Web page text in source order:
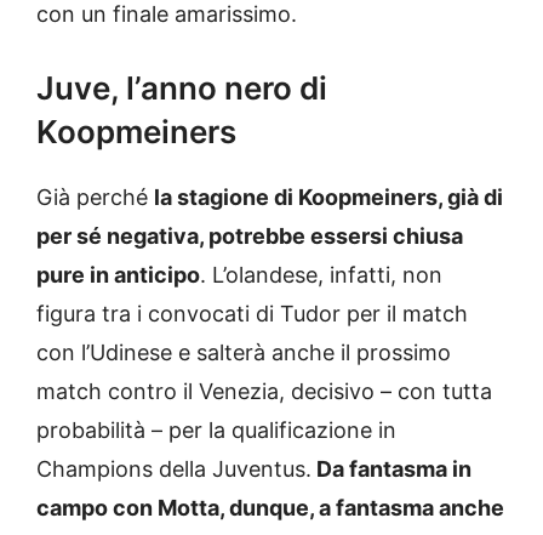
con un finale amarissimo.
Juve, l’anno nero di
Koopmeiners
Già perché la stagione di Koopmeiners, già di
per sé negativa, potrebbe essersi chiusa
pure in anticipo. L’olandese, infatti, non
figura tra i convocati di Tudor per il match
con l’Udinese e salterà anche il prossimo
match contro il Venezia, decisivo – con tutta
probabilità – per la qualificazione in
Champions della Juventus. Da fantasma in
campo con Motta, dunque, a fantasma anche